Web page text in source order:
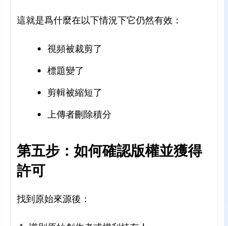
這就是爲什麼在以下情況下它仍然有效：
視頻被裁剪了
標題變了
剪輯被縮短了
上傳者刪除積分
第五步：如何確認版權並獲得
許可
找到原始來源後：